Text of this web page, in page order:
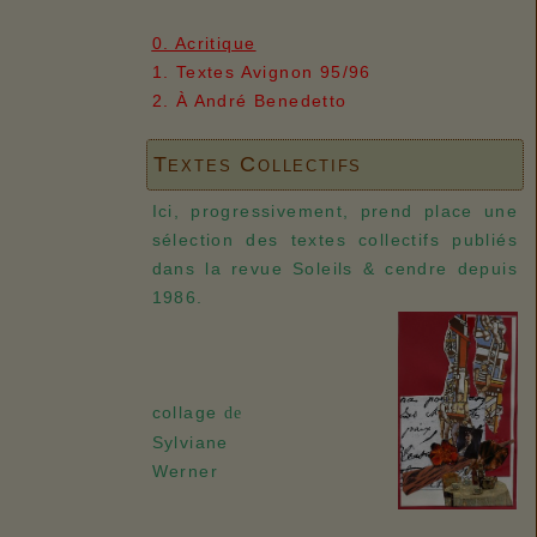
0. Acritique
1. Textes Avignon 95/96
2. À André Benedetto
Textes Collectifs
Ici, progressivement, prend place une
sélection des textes collectifs publiés
dans la revue Soleils & cendre depuis
1986.
collage de
Sylviane
Werner